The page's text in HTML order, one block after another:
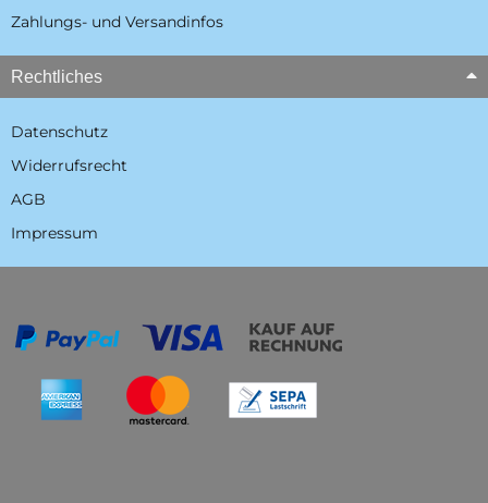
Zahlungs- und Versandinfos
Rechtliches
Datenschutz
Widerrufsrecht
AGB
Impressum